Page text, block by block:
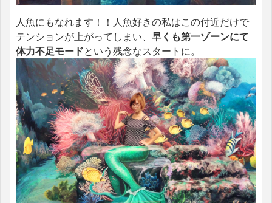
人魚にもなれます！！人魚好きの私はこの付近だけで
テンションが上がってしまい、 早くも第一ゾーンにて
体力不足モードという残念なスタートに。